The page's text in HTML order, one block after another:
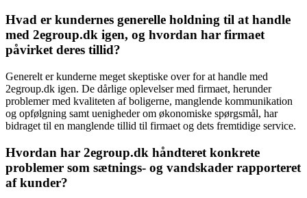
Hvad er kundernes generelle holdning til at handle
med 2egroup.dk igen, og hvordan har firmaet
påvirket deres tillid?
Generelt er kunderne meget skeptiske over for at handle med
2egroup.dk igen. De dårlige oplevelser med firmaet, herunder
problemer med kvaliteten af boligerne, manglende kommunikation
og opfølgning samt uenigheder om økonomiske spørgsmål, har
bidraget til en manglende tillid til firmaet og dets fremtidige service.
Hvordan har 2egroup.dk håndteret konkrete
problemer som sætnings- og vandskader rapporteret
af kunder?